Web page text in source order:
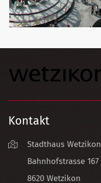
Kontakt
Stadthaus Wetzikon
Bahnhofstrasse 167
8620 Wetzikon